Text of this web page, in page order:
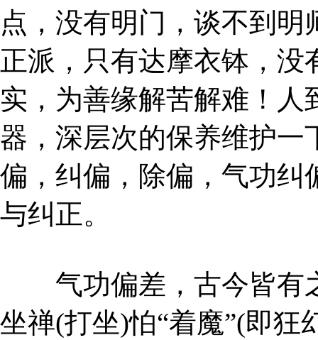
点，没有明门，谈不到
正派，只有达摩衣钵，
实，为善缘解苦解难！
器，深层次的保养维护一
偏，纠偏，除偏，气功纠
与纠正。
气功偏差，古今皆有
坐禅(打坐)怕“着魔”(即狂